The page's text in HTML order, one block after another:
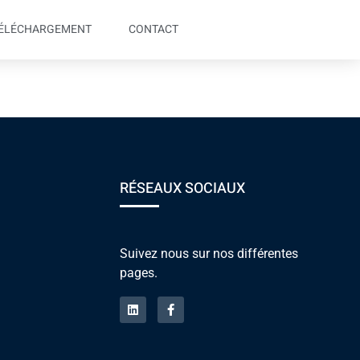
CONTACT
RÉSEAUX SOCIAUX
Suivez nous sur nos différentes
pages.